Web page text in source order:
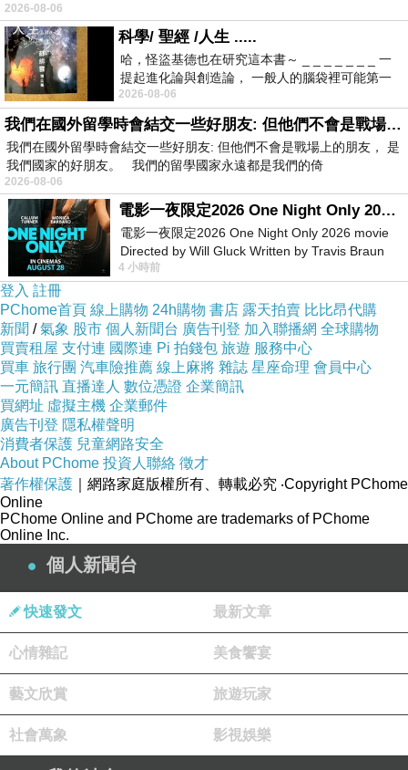
進了嘴裡卻失望不已「這不是記憶中的味道
啊……」
因為小吃除了食材、料理手法，
還加入了品嘗者的成長背景、習慣口味等情感調
味，
所以，每個人對於小吃的記憶是私密且截然不同
即便影響小吃觀感的因素那麼多，
但對於熟悉台灣小吃的人來說，
只要掌握住重點，還是能重塑該小吃最深刻的部
分，
可能是清爽的羹湯滴上些許烏醋、豬油把紅蔥頭
煸至金黃香酥、
九層塔穿插胡椒鹽散發出的鹹辣香氣，甚至只是
為了找出小吃最耐人尋味的「氣味」，
郭主義、吳秉承兩位主廚特選30道台灣小吃，抓
2026-08-06
科學/ 聖經 /人生 .....
哈，怪盜基德也在研究這本書～ _ _ _ _ _ _ _ 一
提起進化論與創造論， 一般人的腦袋裡可能第一
時間就有「 進化論很科
2026-08-06
我們在國外留學時會結交一些好朋友: 但他們不會是戰場上的朋友
我們在國外留學時會結交一些好朋友: 但他們不會是戰場上的朋友， 是
我們國家的好朋友。 我們的留學國家永遠都是我們的倚
2026-08-06
電影一夜限定2026 One Night Only 2026 movie
電影一夜限定2026 One Night Only 2026 movie
Directed by Will Gluck Written by Travis Braun
Starring Monica Barbaro
4 小時前
登入 註冊
PChome首頁 線上購物 24h購物 書店 露天拍賣 比比昂代購
新聞 /氣象 股市 個人新聞台 廣告刊登 加入聯播網 全球購物
買賣租屋 支付連 國際連 Pi 拍錢包 旅遊 服務中心
買車 旅行團 汽車險推薦 線上麻將 雜誌 星座命理 會員中心
一元簡訊 直播達人 數位憑證 企業簡訊
買網址 虛擬主機 企業郵件
廣告刊登 隱私權聲明
消費者保護 兒童網路安全
About PChome 投資人聯絡 徵才
著作權保護 ｜網路家庭版權所有、轉載必究 ‧Copyright PChome
Online
PChome Online and PChome are trademarks of PChome
Online Inc.
個人新聞台
快速發文 最新文章
心情雜記 美食饗宴
藝文欣賞 旅遊玩家
社會萬象 影視娛樂